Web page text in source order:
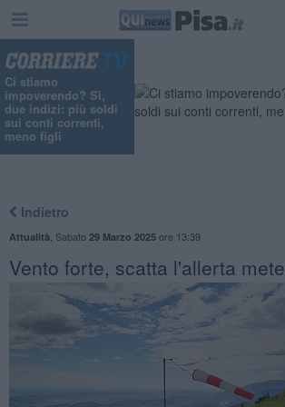
Ci stiamo
impoverendo? Sì,
due indizi: più soldi
sui conti correnti,
meno figli
Indietro
Attualità Sabato 29 Marzo 2025ore 13:39
Vento forte, scatta l'allerta